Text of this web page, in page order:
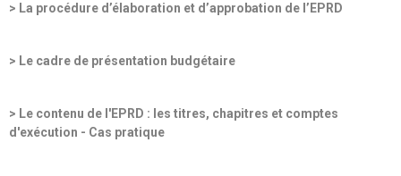
> La procédure d’élaboration et d’approbation de l’EPRD
> Le cadre de présentation budgétaire
> Le contenu de l'EPRD : les titres, chapitres et comptes
d'exécution - Cas pratique